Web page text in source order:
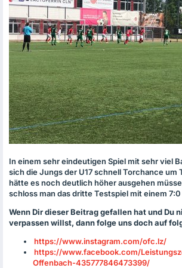
In einem sehr eindeutigen Spiel mit sehr viel
sich die Jungs der U17 schnell Torchance um
hätte es noch deutlich höher ausgehen
schloss man das dritte Testspiel mit einem
Wenn Dir dieser Beitrag gefallen hat und Du
verpassen willst, dann folge uns doch auf
https://www.instagram.com/ofc.lz/
https://www.facebook.com/
Offenbach-435777846473399/